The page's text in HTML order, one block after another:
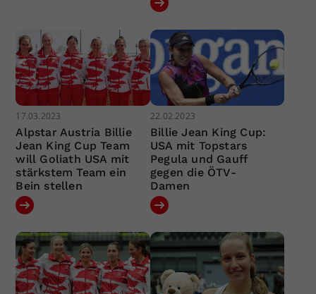
17.03.2023
Alpstar Austria Billie
Jean King Cup Team
will Goliath USA mit
stärkstem Team ein
Bein stellen
22.02.2023
Billie Jean King Cup:
USA mit Topstars
Pegula und Gauff
gegen die ÖTV-
Damen